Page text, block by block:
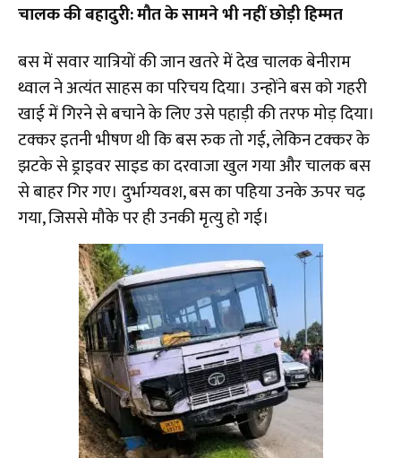
चालक की बहादुरी: मौत के सामने भी नहीं छोड़ी हिम्मत
​बस में सवार यात्रियों की जान खतरे में देख चालक बेनीराम
थ्वाल ने अत्यंत साहस का परिचय दिया। उन्होंने बस को गहरी
खाई में गिरने से बचाने के लिए उसे पहाड़ी की तरफ मोड़ दिया।
टक्कर इतनी भीषण थी कि बस रुक तो गई, लेकिन टक्कर के
झटके से ड्राइवर साइड का दरवाजा खुल गया और चालक बस
से बाहर गिर गए। दुर्भाग्यवश, बस का पहिया उनके ऊपर चढ़
गया, जिससे मौके पर ही उनकी मृत्यु हो गई।